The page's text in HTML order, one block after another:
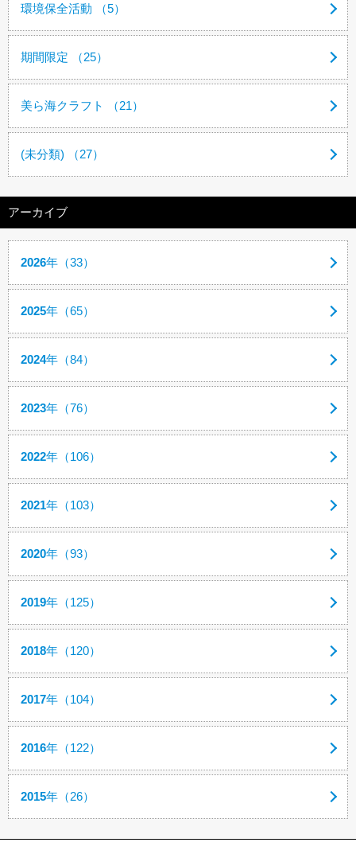
環境保全活動 （5）
期間限定 （25）
美ら海クラフト （21）
(未分類) （27）
アーカイブ
2026年（33）
2025年（65）
2024年（84）
2023年（76）
2022年（106）
2021年（103）
2020年（93）
2019年（125）
2018年（120）
2017年（104）
2016年（122）
2015年（26）